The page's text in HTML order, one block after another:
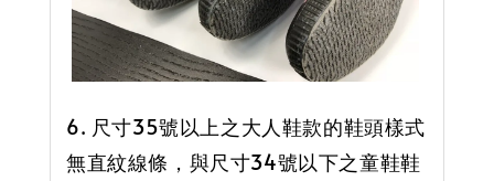
6. 尺寸35號以上之大人鞋款的鞋頭樣式
無直紋線條，與尺寸34號以下之童鞋鞋